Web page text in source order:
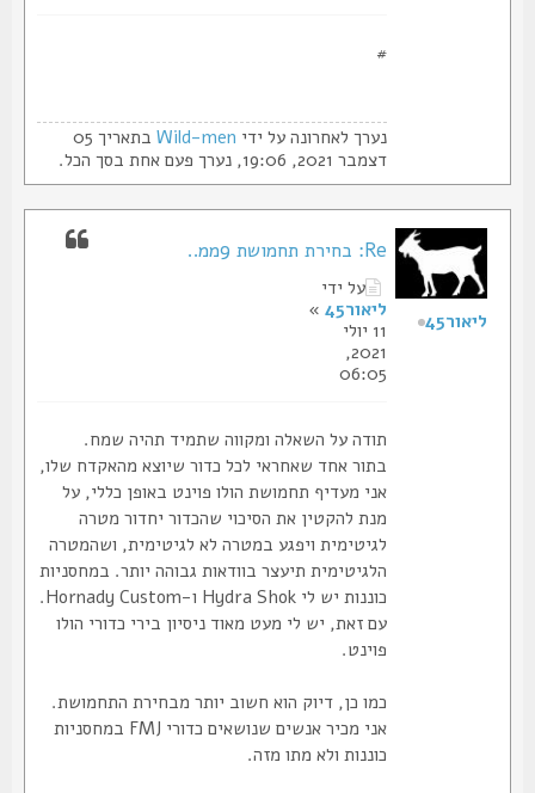
נערך לאחרונה על ידיWild-men
בתאריך 05
דצמבר 2021, 19:06, נערך פעם אחת בסך הכל.
Re: בחירת תחמושת 9ממ..
על ידי
ליאור45
»
11 יולי
2021,
06:05
תודה על השאלה ומקווה שתמיד תהיה שמח.
בתור אחד שאחראי לכל כדור שיוצא מהאקדח שלו,
אני מעדיף תחמושת הולו פוינט באופן כללי, על
מנת להקטין את הסיכוי שהכדור יחדור מטרה
לגיטימית ויפגע במטרה לא לגיטימית, ושהמטרה
הלגיטימית תיעצר בוודאות גבוהה יותר. במחסניות
כוננות יש לי Hydra Shok ו-Hornady Custom.
עם זאת, יש לי מעט מאוד ניסיון בירי כדורי הולו
פוינט.
כמו כן, דיוק הוא חשוב יותר מבחירת התחמושת.
אני מכיר אנשים שנושאים כדורי FMJ במחסניות
כוננות ולא מתו מזה.
ליאור45